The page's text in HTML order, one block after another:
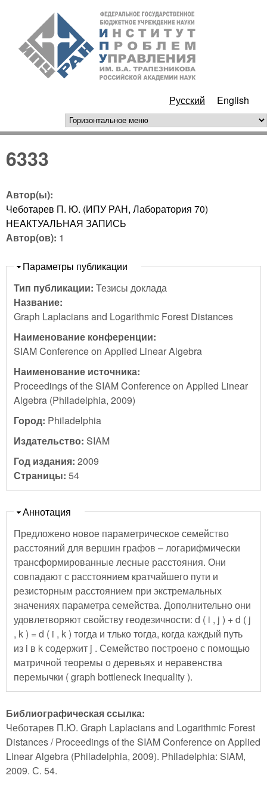
Перейти к основному
содержанию
РАН
Русский English
горизонтальное меню
6333
Автор(ы):
Чеботарев П. Ю. (ИПУ РАН, Лаборатория 70)
НЕАКТУАЛЬНАЯ ЗАПИСЬ
Автор(ов): 1
Скрыть
Параметры публикации
Тип публикации: Тезисы доклада
Название:
Graph Laplacians and Logarithmic Forest Distances
Наименование конференции:
SIAM Conference on Applied Linear Algebra
Наименование источника:
Proceedings of the SIAM Conference on Applied Linear
Algebra (Philadelphia, 2009)
Город: Philadelphia
Издательство: SIAM
Год издания: 2009
Страницы: 54
Скрыть
Аннотация
Предложено новое параметрическое семейство
расстояний для вершин графов – логарифмически
трансформированные лесные расстояния. Они
совпадают с расстоянием кратчайшего пути и
резисторным расстоянием при экстремальных
значениях параметра семейства. Дополнительно они
удовлетворяют свойству геодезичности: d ( i , j ) + d ( j
, k ) = d ( i , k ) тогда и тлько тогда, когда каждый путь
из i в k содержит j . Семейство построено с помощью
матричной теоремы о деревьях и неравенства
перемычки ( graph bottleneck inequality ).
Библиографическая ссылка:
Чеботарев П.Ю. Graph Laplacians and Logarithmic Forest
Distances / Proceedings of the SIAM Conference on Applied
Linear Algebra (Philadelphia, 2009). Philadelphia: SIAM,
2009. С. 54.